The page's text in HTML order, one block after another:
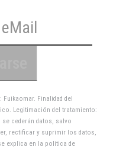
Fuikaomar. Finalidad del
Legitimación del tratamiento:
cederán datos, salvo
rectificar y suprimir los datos,
explica en la política de